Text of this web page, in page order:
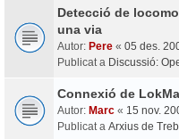
Detecció de
una via
Autor: Pere « 05 des.
Publicat a Discussió:
Connexió de
Autor: Marc « 15 nov.
Publicat a Arxius de